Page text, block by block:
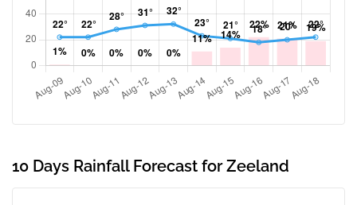
10 Days Rainfall Forecast for Zeeland